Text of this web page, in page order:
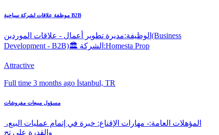
موظفة علاقات لشركة سياحية B2B
الوظيفة:مديرة تطوير أعمال - علاقات الموردين(Business
Development - B2B)🏛️ الشركة:Homesta Prop
Attractive
Full time 3 months ago İstanbul, TR
مسؤول مبيعات مفروشات
والقدرة على تح